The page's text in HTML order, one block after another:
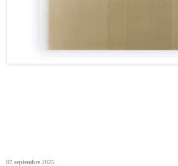
07 septembre 2025